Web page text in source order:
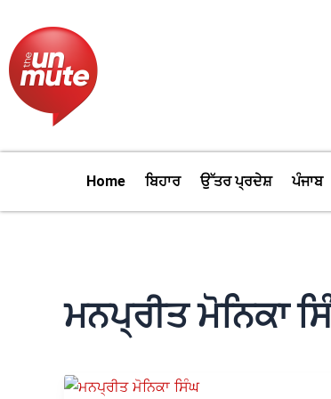
content
Home ਬਿਹਾਰ ਉੱਤਰ ਪ੍ਰਦੇਸ਼ ਪੰਜਾਬ
ਮਨਪ੍ਰੀਤ ਮੋਨਿਕਾ